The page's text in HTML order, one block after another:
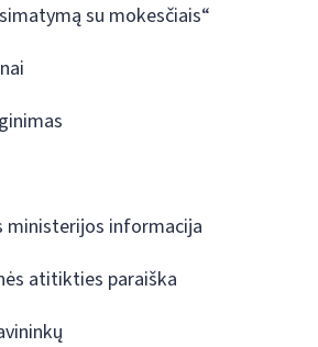
su mokesčiais“
ministerijos informacija
atitikties paraiška